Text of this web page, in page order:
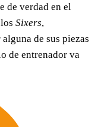
de verdad en el
Sixers,
de sus piezas
de entrenador va